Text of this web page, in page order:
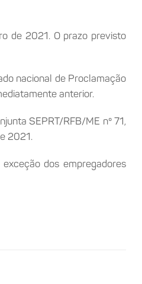
de 2021. O prazo previsto
nacional de Proclamação
anterior.
SEPRT/RFB/ME nº 71,
2021.
dos empregadores